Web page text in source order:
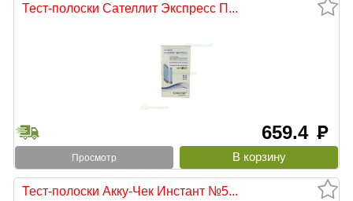
Тест-полоски Сателлит Экспресс П...
659.4 руб
Просмотр
Тест-полоски Акку-Чек Инстант №5...